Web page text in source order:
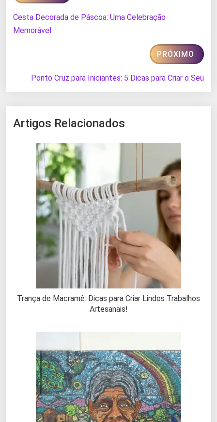
Cesta Decorada de Páscoa: Uma Celebração
Memorável
PRÓXIMO
Ponto Cruz para Iniciantes: 5 Dicas para Criar o Seu
Artigos Relacionados
Trança de Macramê: Dicas para Criar Lindos Trabalhos
Artesanais!